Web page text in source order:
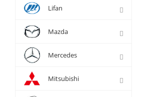
Lifan
Mazda
Mercedes
Mitsubishi